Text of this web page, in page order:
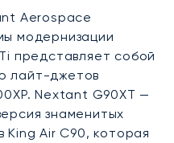
Aerospace
модернизации
представляет собой
лайт-джетов
Nextant G90XT —
знаменитых
King Air C90, которая